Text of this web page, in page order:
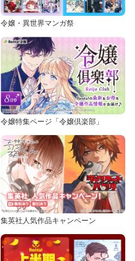
令嬢・異世界マンガ祭
令嬢特集ページ「令嬢倶楽部」
集英社人気作品キャンペーン